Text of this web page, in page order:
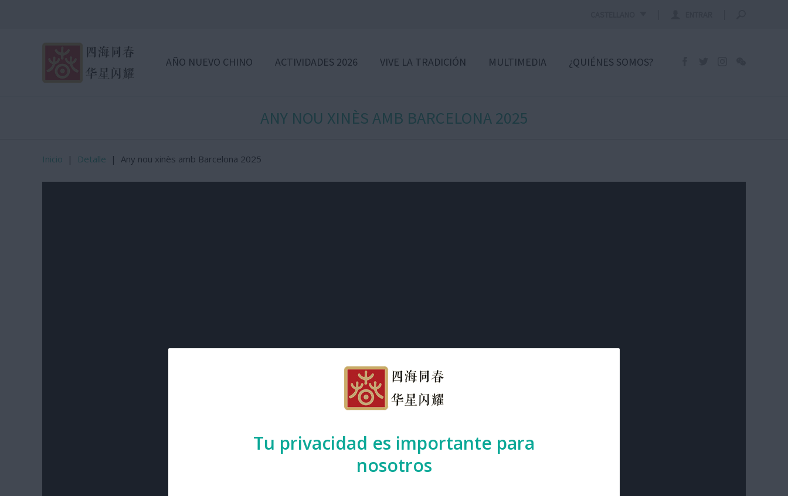
Tu privacidad es importante para
nosotros
AÑO NUEVO CHINO ACTIVIDADES 2026 VIVE LA TRADICIÓN MULTIMEDIA ¿QUIÉNES SOMOS?
ANY NOU XINÈS AMB BARCELONA 2025
Inicio | Detalle | Any nou xinès amb Barcelona 2025